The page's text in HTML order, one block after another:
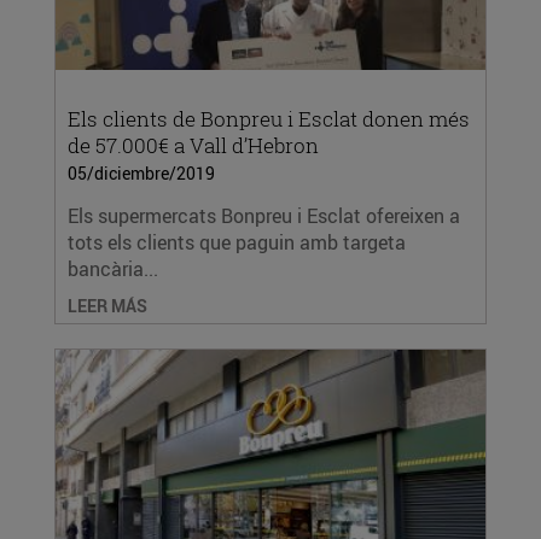
Els clients de Bonpreu i Esclat donen més
de 57.000€ a Vall d’Hebron
05/diciembre/2019
Els supermercats Bonpreu i Esclat ofereixen a
tots els clients que paguin amb targeta
bancària...
LEER MÁS